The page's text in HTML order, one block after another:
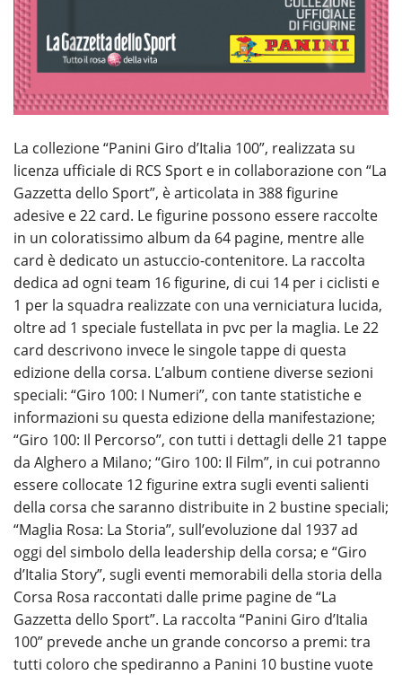
La collezione “Panini Giro d’Italia 100”, realizzata su
licenza ufficiale di RCS Sport e in collaborazione con “La
Gazzetta dello Sport”, è articolata in 388 figurine
adesive e 22 card. Le figurine possono essere raccolte
in un coloratissimo album da 64 pagine, mentre alle
card è dedicato un astuccio-contenitore. La raccolta
dedica ad ogni team 16 figurine, di cui 14 per i ciclisti e
1 per la squadra realizzate con una verniciatura lucida,
oltre ad 1 speciale fustellata in pvc per la maglia. Le 22
card descrivono invece le singole tappe di questa
edizione della corsa. L’album contiene diverse sezioni
speciali: “Giro 100: I Numeri”, con tante statistiche e
informazioni su questa edizione della manifestazione;
“Giro 100: Il Percorso”, con tutti i dettagli delle 21 tappe
da Alghero a Milano; “Giro 100: Il Film”, in cui potranno
essere collocate 12 figurine extra sugli eventi salienti
della corsa che saranno distribuite in 2 bustine speciali;
“Maglia Rosa: La Storia”, sull’evoluzione dal 1937 ad
oggi del simbolo della leadership della corsa; e “Giro
d’Italia Story”, sugli eventi memorabili della storia della
Corsa Rosa raccontati dalle prime pagine de “La
Gazzetta dello Sport”. La raccolta “Panini Giro d’Italia
100” prevede anche un grande concorso a premi: tra
tutti coloro che spediranno a Panini 10 bustine vuote